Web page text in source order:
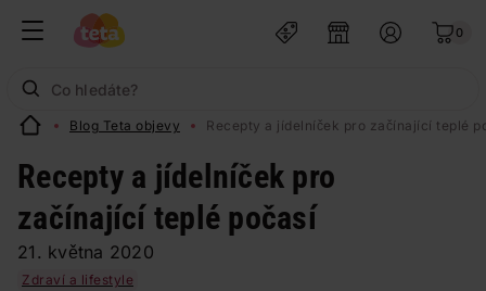
0
Blog Teta objevy Recepty a jídelníček pro začínající teplé
Recepty a jídelníček pro
začínající teplé počasí
21. května 2020
Zdraví a lifestyle